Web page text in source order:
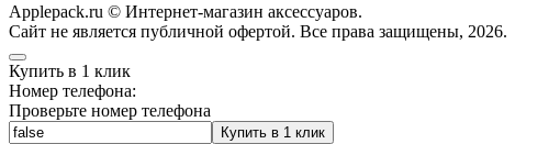
Applepack.ru © Интернет-магазин аксессуаров.
Cайт не является публичной офертой. Все права защищены, 2026.
Купить в 1 клик
Номер телефона:
Проверьте номер телефона
Купить в 1 клик